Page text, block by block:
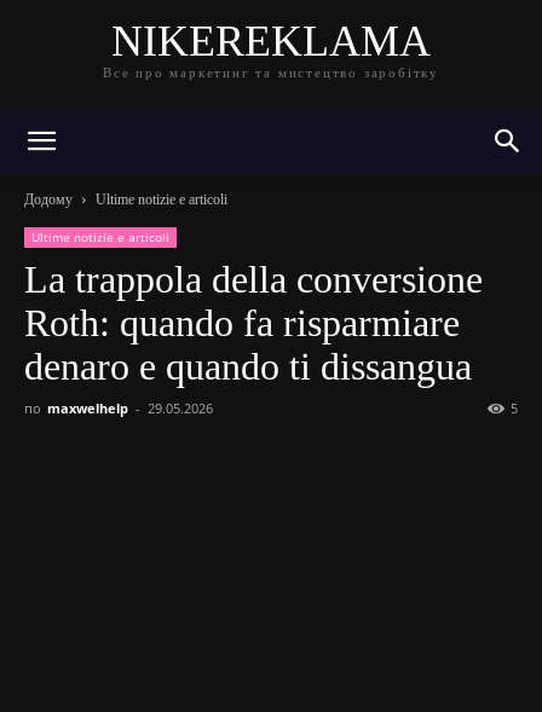
NIKEREKLAMA
Все про маркетинг та мистецтво заробітку
Додому Ultime notizie e articoli
Ultime notizie e articoli
La trappola della conversione
Roth: quando fa risparmiare
denaro e quando ti dissangua
по maxwelhelp - 29.05.2026 5